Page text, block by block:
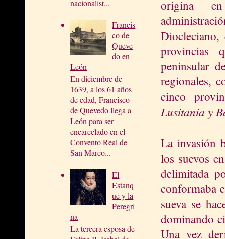
nacionalist...
Francis
co de
Queve
do en
León
En diciembre de
1639, a los 61 años
de edad, Francisco
de Quevedo llega a
León para ser
encarcelado en el
Convento Real de
San Marco...
El
Estanq
ue y la
Peregri
na
La tercera esposa de
origina
provincias
peninsular
regionales,
cinco
Lusitania y
La invasión
los suevos
delimitada
conformaba
sueva se
dominando
Una vez